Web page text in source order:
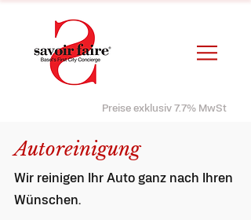
Preise exklusiv 7.7% MwSt
Autoreinigung
Wir reinigen Ihr Auto ganz nach Ihren
Wünschen.